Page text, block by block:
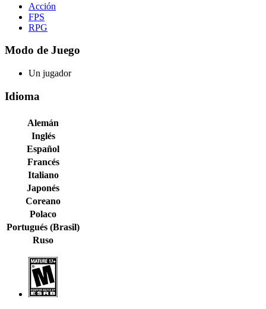
Acción
FPS
RPG
Modo de Juego
Un jugador
Idioma
Alemán
Inglés
Español
Francés
Italiano
Japonés
Coreano
Polaco
Portugués (Brasil)
Ruso